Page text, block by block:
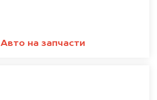
Авто на запчасти